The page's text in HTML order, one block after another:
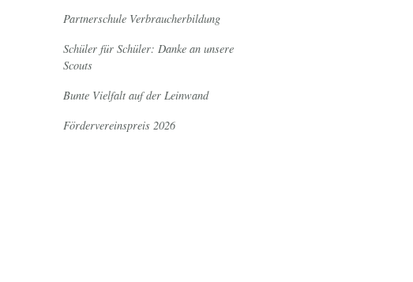
Partnerschule Verbraucherbildung
Schüler für Schüler: Danke an unsere
Scouts
Bunte Vielfalt auf der Leinwand
Fördervereinspreis 2026